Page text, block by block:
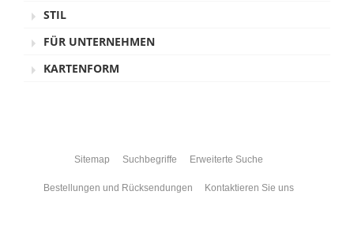
STIL
FÜR UNTERNEHMEN
KARTENFORM
Sitemap Suchbegriffe Erweiterte Suche
Bestellungen und Rücksendungen Kontaktieren Sie uns